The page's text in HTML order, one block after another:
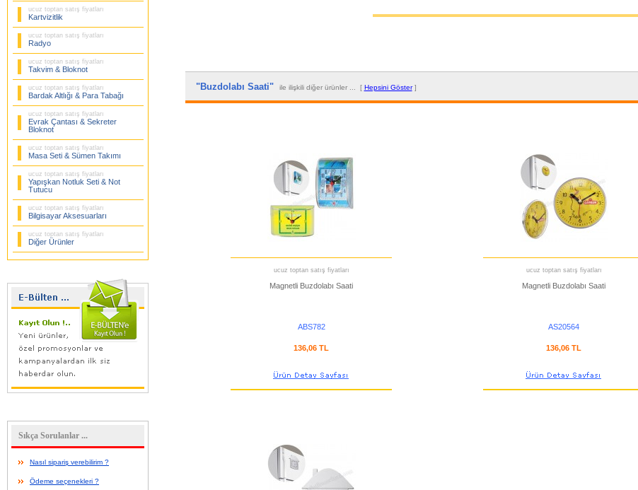
ucuz toptan satış fiyatları
Kartvizitlik
ucuz toptan satış fiyatları
Radyo
ucuz toptan satış fiyatları
Takvim & Bloknot
ucuz toptan satış fiyatları
Bardak Altlığı & Para Tabağı
ucuz toptan satış fiyatları
Evrak Çantası & Sekreter
Bloknot
ucuz toptan satış fiyatları
Masa Seti & Sümen Takımı
ucuz toptan satış fiyatları
Yapışkan Notluk Seti & Not
Tutucu
ucuz toptan satış fiyatları
Bilgisayar Aksesuarları
ucuz toptan satış fiyatları
Diğer Ürünler
Sıkça Sorulanlar ...
Nasıl sipariş verebilirim ?
Ödeme seçenekleri ?
"Buzdolabı Saati" ile ilişkili diğer ürünler ... [ Hepsini Göster]
ucuz toptan satış fiyatları
Magnetli Buzdolabı Saati
ABS782
136,06 TL
ucuz toptan satış fiyatları
Magnetli Buzdolabı Saati
AS20564
136,06 TL